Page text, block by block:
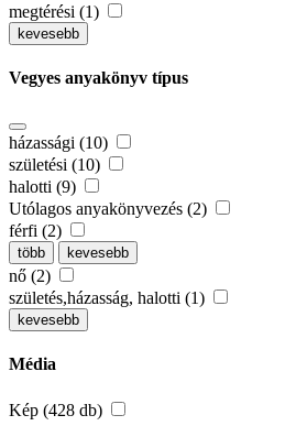
megtérési (1)
kevesebb
Vegyes anyakönyv típus
házassági (10)
születési (10)
halotti (9)
Utólagos anyakönyvezés (2)
férfi (2)
több kevesebb
nő (2)
születés,házasság, halotti (1)
kevesebb
Média
Kép (428 db)